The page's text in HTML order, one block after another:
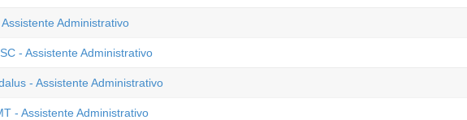
Administrativo
- Assistente Administrativo
- Assistente Administrativo
- Assistente Administrativo